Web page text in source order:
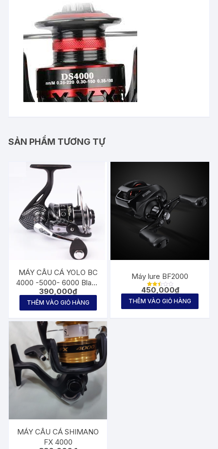
SẢN PHẨM TƯƠNG TỰ
MÁY CÂU CÁ YOLO BC
4000 -5000- 6000 Black
Cracker
390,000₫
THÊM VÀO GIỎ HÀNG
Máy lure BF2000
Được
hạng
5
450,000₫
THÊM VÀO GIỎ HÀNG
MÁY CÂU CÁ SHIMANO
FX 4000